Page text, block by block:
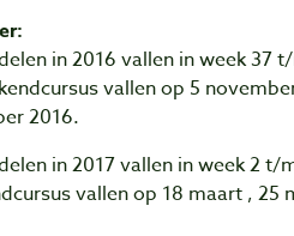
in 2016 vallen in week 37
vallen op 5
2016.
in 2017 vallen in week 2
vallen op 18 maart , 25